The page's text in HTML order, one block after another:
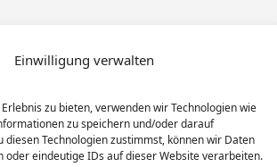
Einwilligung verwalten
zu bieten, verwenden wir Technologien wie
zu speichern und/oder darauf
diesen Technologien zustimmst, können wir Daten
oder eindeutige IDs auf dieser Website verarbeiten.